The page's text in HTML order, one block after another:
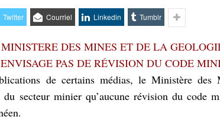
Twitter Courriel Linkedin Tumblr
DES MINES ET DE LA
PAS DE RÉVISION DU CODE
de certains médias, le Ministère
secteur minier qu’aucune révision du code